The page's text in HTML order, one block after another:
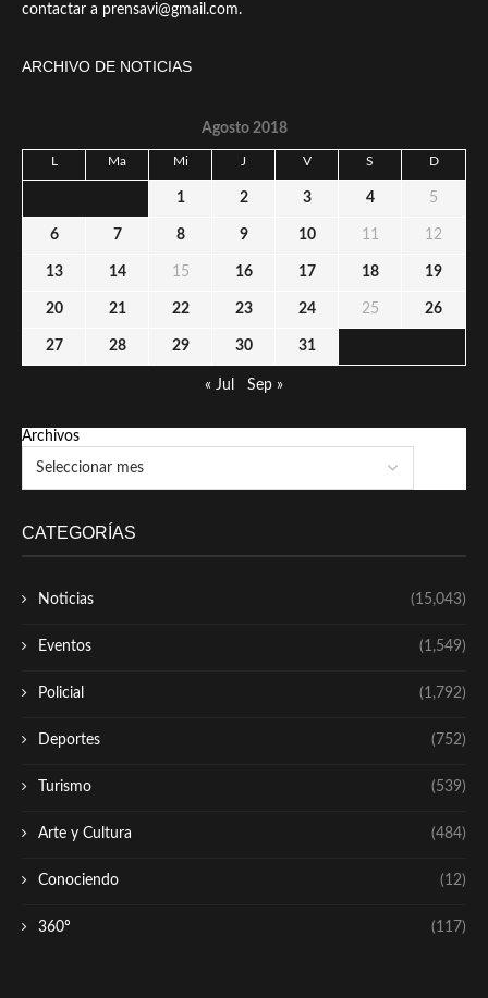
contactar a prensavi@gmail.com.
ARCHIVO DE NOTICIAS
Agosto 2018
L Ma Mi J V S D
1 2 3 4 5
6 7 8 9 10 11 12
13 14 15 16 17 18 19
20 21 22 23 24 25 26
27 28 29 30 31
« Jul Sep »
Archivos
CATEGORÍAS
Noticias (15,043)
Eventos (1,549)
Policial (1,792)
Deportes (752)
Turismo (539)
Arte y Cultura (484)
Conociendo (12)
360º (117)